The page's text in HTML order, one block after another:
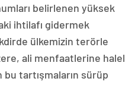
belirlenen yüksek
ihtilafı gidermek
ülkemizin terörle
ali menfaatlerine halel
tartışmaların sürüp